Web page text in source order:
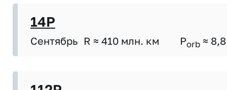
14P
Сентябрь R ≈ 410 млн. км Porb ≈ 8,8